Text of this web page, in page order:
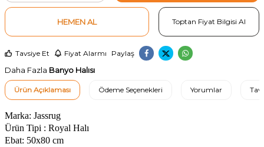
HEMEN AL Toptan Fiyat Bilgisi Al
Tavsiye Et Fiyat Alarmı Paylaş
Daha Fazla Banyo Halısı
Ürün Açıklaması Ödeme Seçenekleri Yorumlar
Marka: Jassrug
Ürün Tipi : Royal Halı
Ebat: 50x80 cm